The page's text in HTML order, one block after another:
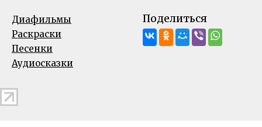
Диафильмы
Раскраски
Песенки
Аудиосказки
Поделиться